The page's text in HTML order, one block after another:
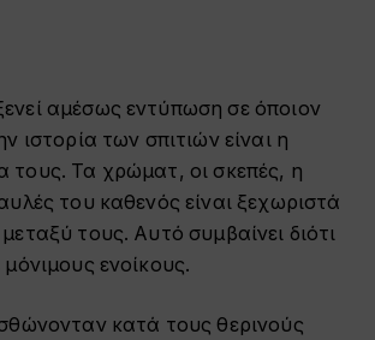
αμέσως εντύπωση σε όποιον
ιστορία των σπιτιών είναι η
τους. Τα χρώματ, οι σκεπές, η
του καθενός είναι ξεχωριστά
τους. Αυτό συμβαίνει διότι
ενοίκους.
κατά τους θερινούς